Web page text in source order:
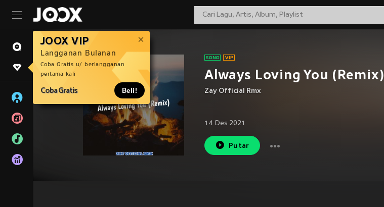
JOOX VIP
Langganan Bulanan
Coba Gratis u/ berlangganan
pertama kali
Coba Gratis Beli!
Always Loving You (Remix)
Zay Official Rmx
14 Des 2021
Putar